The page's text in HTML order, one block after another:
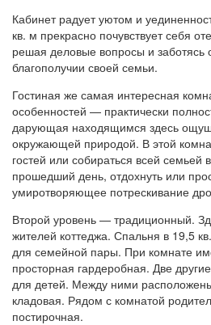
Кабинет радует уютом и
кв. м прекрасно почувствует себя
решая деловые вопросы и
благополучии своей семьи.
Гостиная же самая интересная
особенностей — практически
дарующая находящимся здесь
окружающей природой. В этой
гостей или собираться всей семьей
прошедший день, отдохнуть или
умиротворяющее потрескивание
Второй уровень — традиционный.
жителей коттеджа. Спальня в 19,5
для семейной пары. При комнате
просторная гардеробная. Две
для детей. Между ними
кладовая. Рядом с комнатой
постирочная.